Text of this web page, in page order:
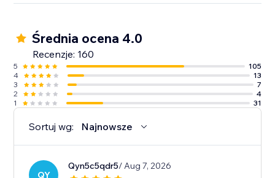
Średnia ocena 4.0
Recenzje: 160
5
105
4
13
3
7
2
4
1
31
Sortuj wg: Najnowsze
QY
Qyn5c5qdr5/ Aug 7, 2026